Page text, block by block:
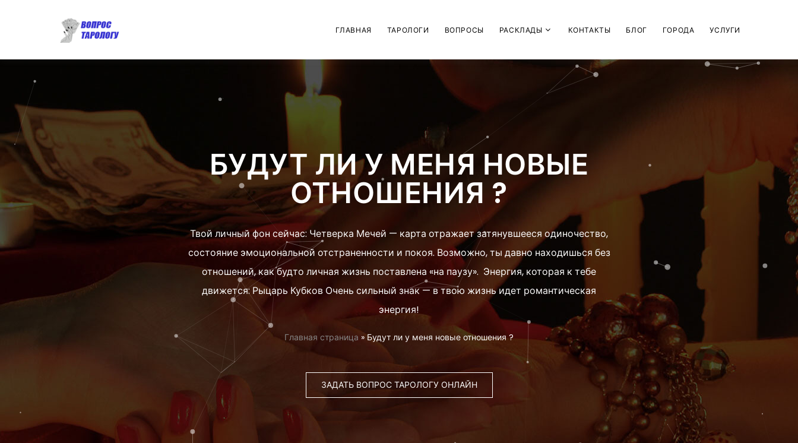
ГЛАВНАЯ ТАРОЛОГИ ВОПРОСЫ РАСКЛАДЫ КОНТАКТЫ БЛОГ ГОРОДА УСЛУГИ
БУДУТ ЛИ У МЕНЯ НОВЫЕ
ОТНОШЕНИЯ ?
Твой личный фон сейчас: Четверка Мечей — карта отражает затянувшееся одиночество,
состояние эмоциональной отстраненности и покоя. Возможно, ты давно находишься без
отношений, как будто личная жизнь поставлена «на паузу». Энергия, которая к тебе
движется: Рыцарь Кубков Очень сильный знак — в твою жизнь идет романтическая
энергия!
Главная страница »Будут ли у меня новые отношения ?
ЗАДАТЬ ВОПРОС ТАРОЛОГУ ОНЛАЙН